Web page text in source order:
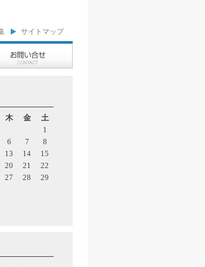
サイトマップ
木 金 土
1
6 7
8
13 14
15
20 21
22
27 28
29